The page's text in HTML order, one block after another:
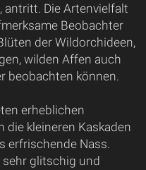
antritt. Die Artenvielfalt
Beobachter
der Wildorchideen,
wilden Affen auch
beobachten können.
erheblichen
die kleineren Kaskaden
erfrischende Nass.
sehr glitschig und